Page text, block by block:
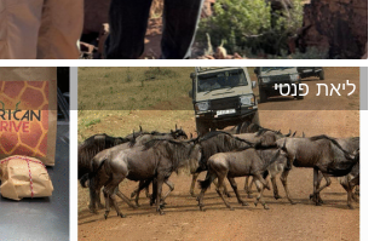
המשך
ליאת פנטי